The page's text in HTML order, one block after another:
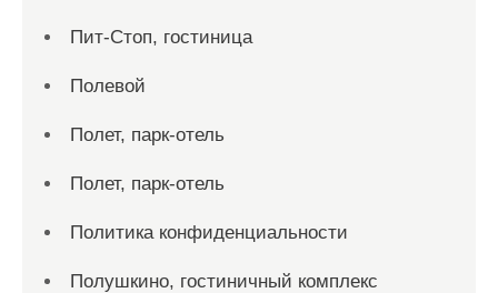
Пит-Стоп, гостиница
Полевой
Полет, парк-отель
Полет, парк-отель
Политика конфиденциальности
Полушкино, гостиничный комплекс